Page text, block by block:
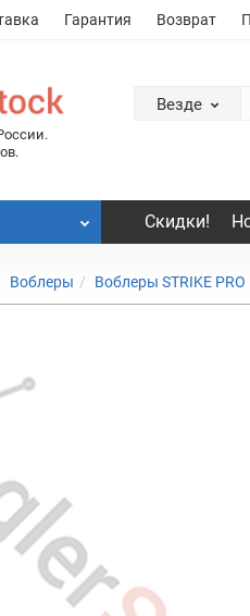
Гарантия Возврат
Везде
Скидки!
Воблеры Воблеры STRIKE PRO